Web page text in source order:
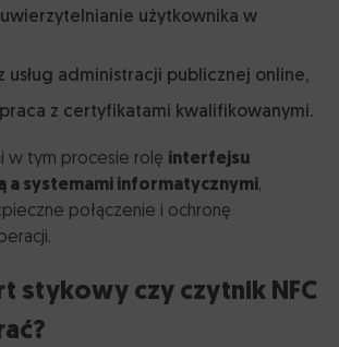
użytkownika w
usług administracji publicznej online,
z certyfikatami kwalifikowanymi.
w tym procesie rolę interfejsu
a systemami informatycznymi,
połączenie i ochronę
stykowy czy czytnik NFC